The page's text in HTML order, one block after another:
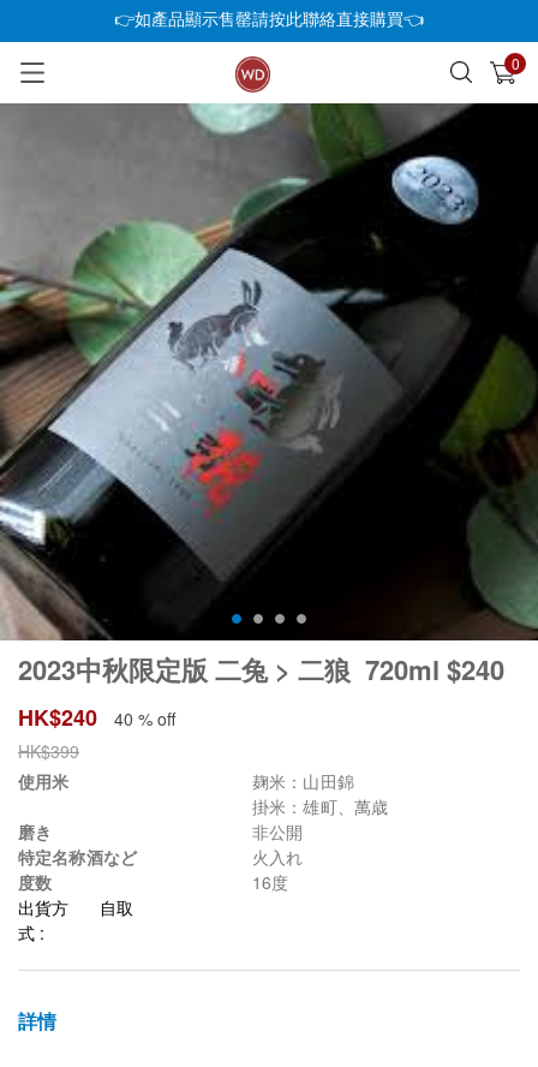
👉如產品顯示售罄請按此聯絡直接購買👈
0
已加入購物車 查看
2023中秋限定版 二兔 > 二狼 720ml $240
HK$240
40 % off
HK$399
使用米
麹米：山田錦
掛米：雄町、萬歳
磨き
非公開
特定名称酒など
火入れ
度数
16度
出貨方
式 :
自取
詳情